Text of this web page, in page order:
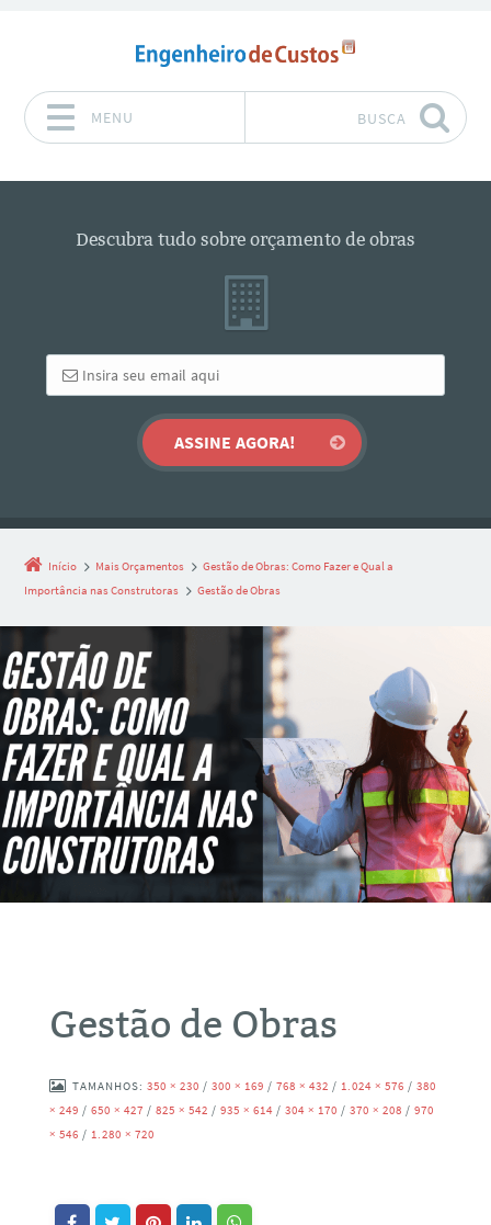
MENU BUSCA
Descubra tudo sobre orçamento de obras
Início Mais Orçamentos
Gestão de Obras: Como Fazer e Qual a
Importância nas Construtoras
Gestão de Obras
Gestão de Obras
TAMANHOS: 350 × 230 / 300 × 169 / 768 × 432 / 1.024 × 576 / 380
× 249 / 650 × 427 / 825 × 542 / 935 × 614 / 304 × 170 / 370 × 208 / 970
× 546 / 1.280 × 720